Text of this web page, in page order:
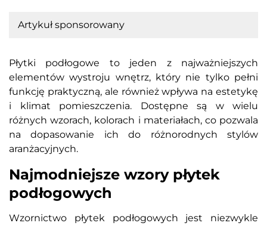
Artykuł sponsorowany
Płytki podłogowe to jeden z najważniejszych
elementów wystroju wnętrz, który nie tylko pełni
funkcję praktyczną, ale również wpływa na estetykę
i klimat pomieszczenia. Dostępne są w wielu
różnych wzorach, kolorach i materiałach, co pozwala
na dopasowanie ich do różnorodnych stylów
aranżacyjnych.
Najmodniejsze wzory płytek
podłogowych
Wzornictwo płytek podłogowych jest niezwykle